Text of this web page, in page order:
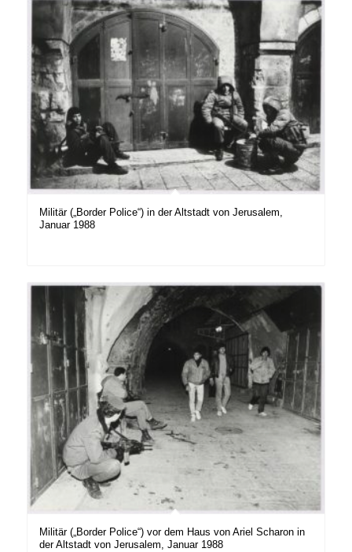
Militär („Border Police“) in der Altstadt von Jerusalem,
Januar 1988
Militär („Border Police“) vor dem Haus von Ariel Scharon in
der Altstadt von Jerusalem, Januar 1988